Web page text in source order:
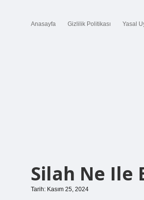
Anasayfa Gizlilik Politikası Yasal
Silah Ne Ile
Tarih: Kasım 25, 2024